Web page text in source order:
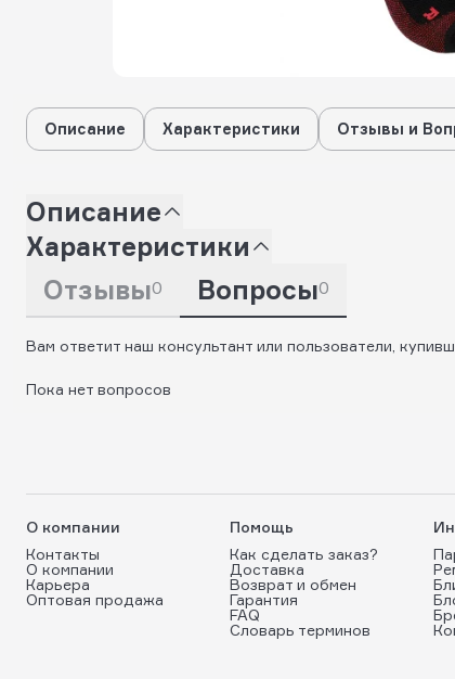
Описание Характеристики Отзывы и
Описание
Характеристики
Отзывы0 Вопросы0
Вам ответит наш консультант или пользователи,
Пока нет вопросов
О компании
Контакты
О компании
Карьера
Оптовая продажа
Помощь
Как сделать заказ?
Доставка
Возврат и обмен
Гарантия
FAQ
Словарь терминов